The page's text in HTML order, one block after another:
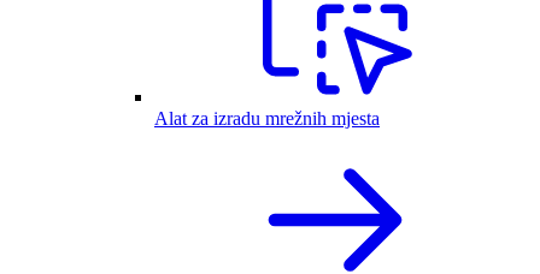
Alat za izradu mrežnih mjesta